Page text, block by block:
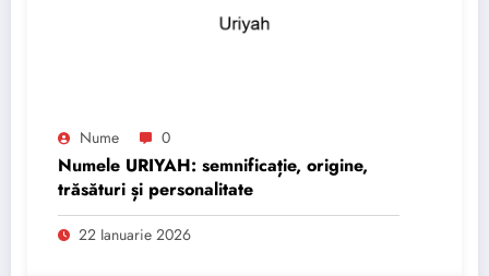
Nume 0
Numele URIYAH: semnificație, origine,
trăsături și personalitate
22 Ianuarie 2026